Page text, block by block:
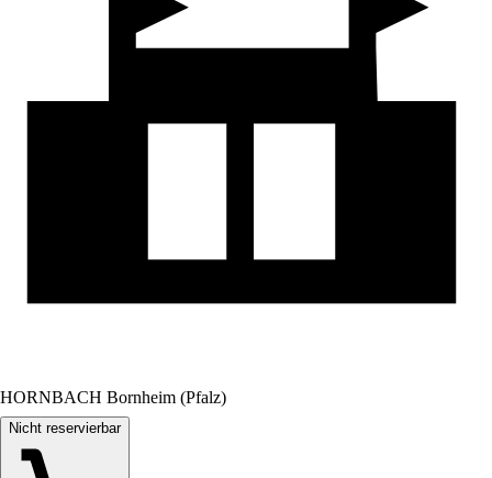
HORNBACH Bornheim (Pfalz)
Nicht reservierbar